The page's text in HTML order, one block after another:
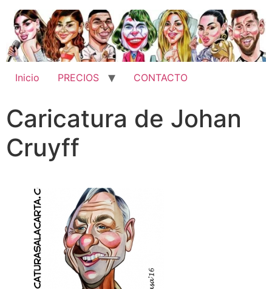
Inicio PRECIOS CONTACTO
Caricatura de Johan
Cruyff